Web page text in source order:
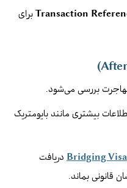
Transaction برای
بررسی می‌شود.
بیشتری مانند بایومتریک
Bridging Visa دریافت
قانونی بماند.